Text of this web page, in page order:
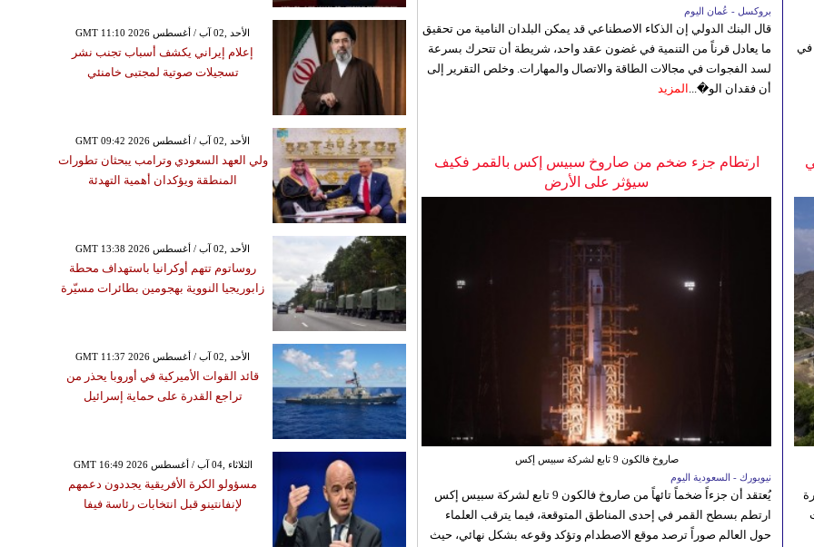
بروكسل - عُمان اليوم
قال البنك الدولي إن الذكاء الاصطناعي قد يمكن البلدان النامية من تحقيق
ما يعادل قرناً من التنمية في غضون عقد واحد، شريطة أن تتحرك بسرعة
لسد الفجوات في مجالات الطاقة والاتصال والمهارات. وخلص التقرير إلى
أن فقدان الو�... المزيد
في
ارتطام جزء ضخم من صاروخ سبيس إكس بالقمر فكيف
سيؤثر على الأرض
صاروخ فالكون 9 تابع لشركة سبيس إكس
نيويورك - السعودية اليوم
يُعتقد أن جزءاً ضخماً تائهاً من صاروخ فالكون 9 تابع لشركة سبيس إكس
ارتطم بسطح القمر في إحدى المناطق المتوقعة، فيما يترقب العلماء
حول العالم صوراً ترصد موقع الاصطدام وتؤكد وقوعه بشكل نهائي، حيث
GMT 11:10 2026 الأحد ,02 آب / أغسطس
إعلام إيراني يكشف أسباب تجنب نشر
تسجيلات صوتية لمجتبى خامنئي
GMT 09:42 2026 الأحد ,02 آب / أغسطس
ولي العهد السعودي وترامب يبحثان تطورات
المنطقة ويؤكدان أهمية التهدئة
GMT 13:38 2026 الأحد ,02 آب / أغسطس
روساتوم تتهم أوكرانيا باستهداف محطة
زابوريجيا النووية بهجومين بطائرات مسيّرة
GMT 11:37 2026 الأحد ,02 آب / أغسطس
قائد القوات الأميركية في أوروبا يحذر من
تراجع القدرة على حماية إسرائيل
GMT 16:49 2026 الثلاثاء ,04 آب / أغسطس
مسؤولو الكرة الأفريقية يجددون دعمهم
لإنفانتينو قبل انتخابات رئاسة فيفا